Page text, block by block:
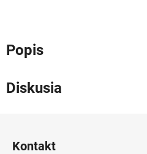
Popis
Diskusia
Kontakt